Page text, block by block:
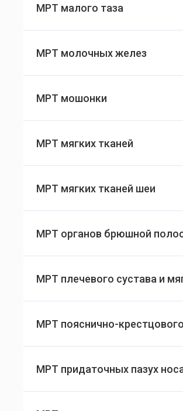
МРТ малого таза
МРТ молочных желез
МРТ мошонки
МРТ мягких тканей
МРТ мягких тканей шеи
МРТ органов брюшной
МРТ плечевого сустава и
МРТ пояснично-
МРТ придаточных пазух